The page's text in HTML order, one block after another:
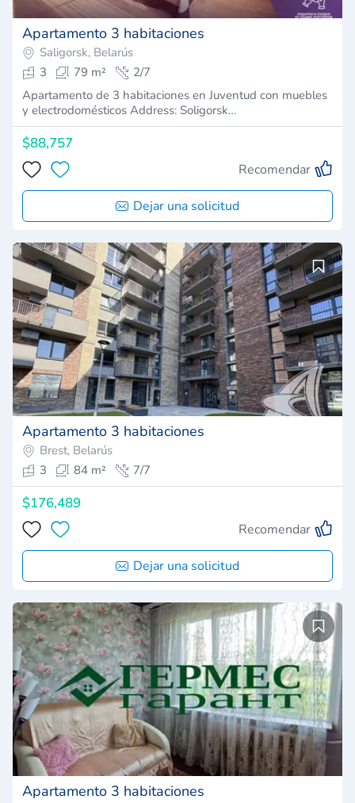
Apartamento 3 habitaciones
Saligorsk, Belarús
3
79 m²
2/7
Apartamento de 3 habitaciones en Juventud con muebles
y electrodomésticos Address: Soligorsk…
$88,757
Recomendar
Dejar una solicitud
Apartamento 3 habitaciones
Brest, Belarús
3
84 m² 7/7
$176,489
Recomendar
Dejar una solicitud
Apartamento 3 habitaciones